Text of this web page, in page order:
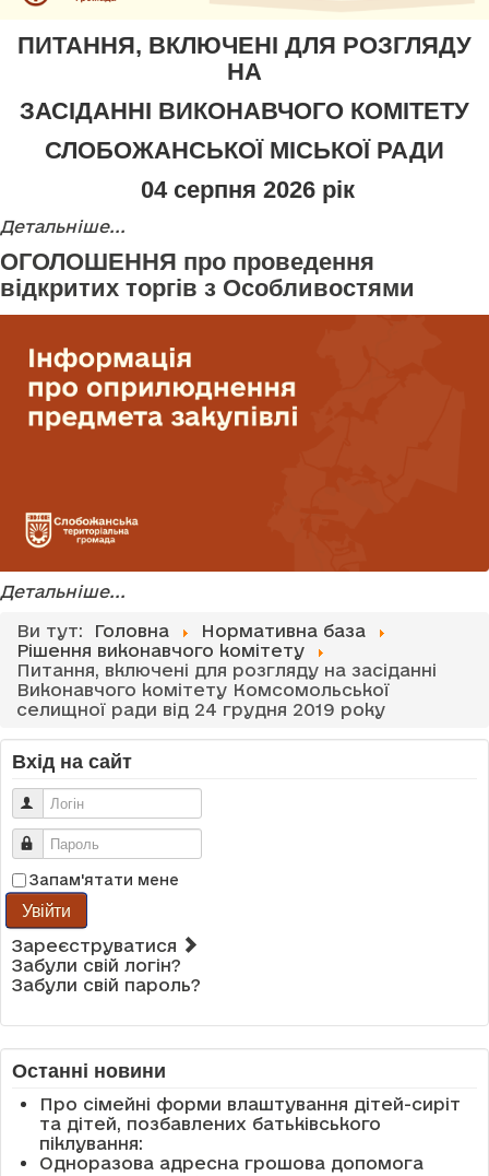
ПИТАННЯ, ВКЛЮЧЕНІ ДЛЯ РОЗГЛЯДУ
НА
ЗАСІДАННІ ВИКОНАВЧОГО КОМІТЕТУ
СЛОБОЖАНСЬКОЇ МІСЬКОЇ РАДИ
04 серпня 2026 рік
Детальніше...
ОГОЛОШЕННЯ про проведення
відкритих торгів з Особливостями
Детальніше...
Ви тут:
Головна
Нормативна база
Рішення виконавчого комітету
Питання, включені для розгляду на засіданні
Виконавчого комітету Комсомольської
селищної ради від 24 грудня 2019 року
Вхід на сайт
Логін
Пароль
Запам'ятати мене
Увійти
Зареєструватися
Забули свій логін?
Забули свій пароль?
Останні новини
Про сімейні форми влаштування дітей-сиріт
та дітей, позбавлених батьківського
піклування:
Одноразова адресна грошова допомога